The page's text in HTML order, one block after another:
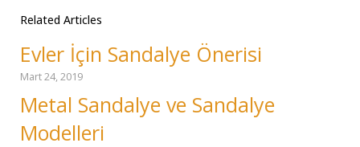
Related Articles
Evler İçin Sandalye Önerisi
Mart 24, 2019
Metal Sandalye ve Sandalye
Modelleri